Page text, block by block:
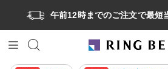
午前12時までのご注文で最短